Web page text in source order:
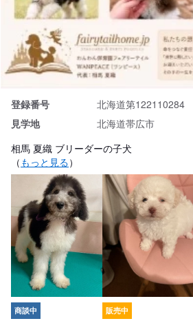
登録番号
北海道第122110284
見学地
北海道帯広市
相馬 夏織 ブリーダーの子犬
（ もっと見る）
商談中 販売中